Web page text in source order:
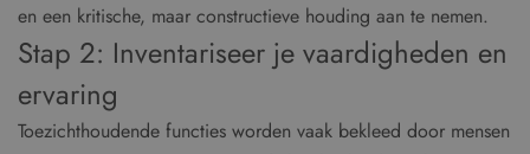
en een kritische, maar constructieve houding aan te nemen.
Stap 2: Inventariseer je vaardigheden en
ervaring
Toezichthoudende functies worden vaak bekleed door mensen